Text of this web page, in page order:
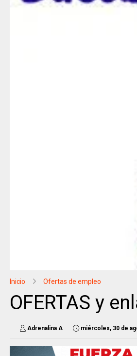
Inicio Ofertas de empleo
OFERTAS y
Adrenalina A miércoles, 30 de